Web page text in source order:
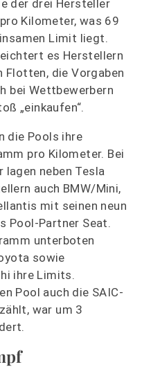
der drei Hersteller
Kilometer, was 69
Limit liegt.
es Herstellern
Flotten, die Vorgaben
bei Wettbewerbern
„einkaufen“.
die Pools ihre
pro Kilometer. Bei
lagen neben Tesla
auch BMW/Mini,
mit seinen neun
Pool-Partner Seat.
unterboten
sowie
ihre Limits.
Pool auch die SAIC-
war um 3